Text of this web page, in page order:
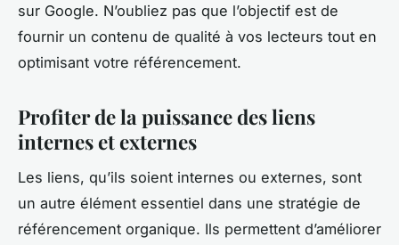
sur Google. N’oubliez pas que l’objectif est de
fournir un contenu de qualité à vos lecteurs tout en
optimisant votre référencement.
Profiter de la puissance des liens
internes et externes
Les liens, qu’ils soient internes ou externes, sont
un autre élément essentiel dans une stratégie de
référencement organique. Ils permettent d’améliorer